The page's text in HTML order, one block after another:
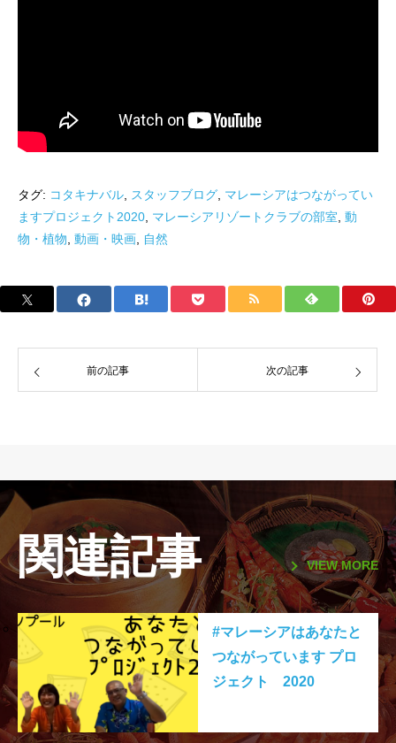
タグ: コタキナバル スタッフブログ マレーシアはつながってい
ますプロジェクト2020 マレーシアリゾートクラブの部室 動
物・植物 動画・映画 自然
前の記事 次の記事
関連記事 VIEW MORE
#マレーシアはあなたと
つながっています プロ
ジェクト 2020